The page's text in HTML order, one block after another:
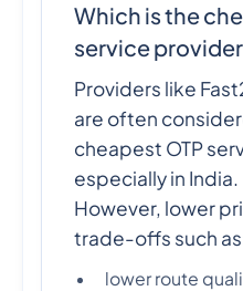
Which is the
service
Providers like
are often
cheapest OTP
especially in India.
However, lower
trade-offs such
lower route